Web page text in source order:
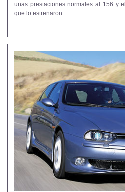
unas prestaciones normales al 156 y
que lo estrenaron.